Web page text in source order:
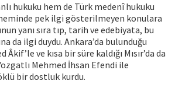
hukuku hem de Türk medenî hukuku
pek ilgi gösterilmeyen konulara
yanı sıra tıp, tarih ve edebiyata, bu
da ilgi duydu. Ankara’da bulunduğu
ve kısa bir süre kaldığı Mısır’da da
Mehmed İhsan Efendi ile
bir dostluk kurdu.